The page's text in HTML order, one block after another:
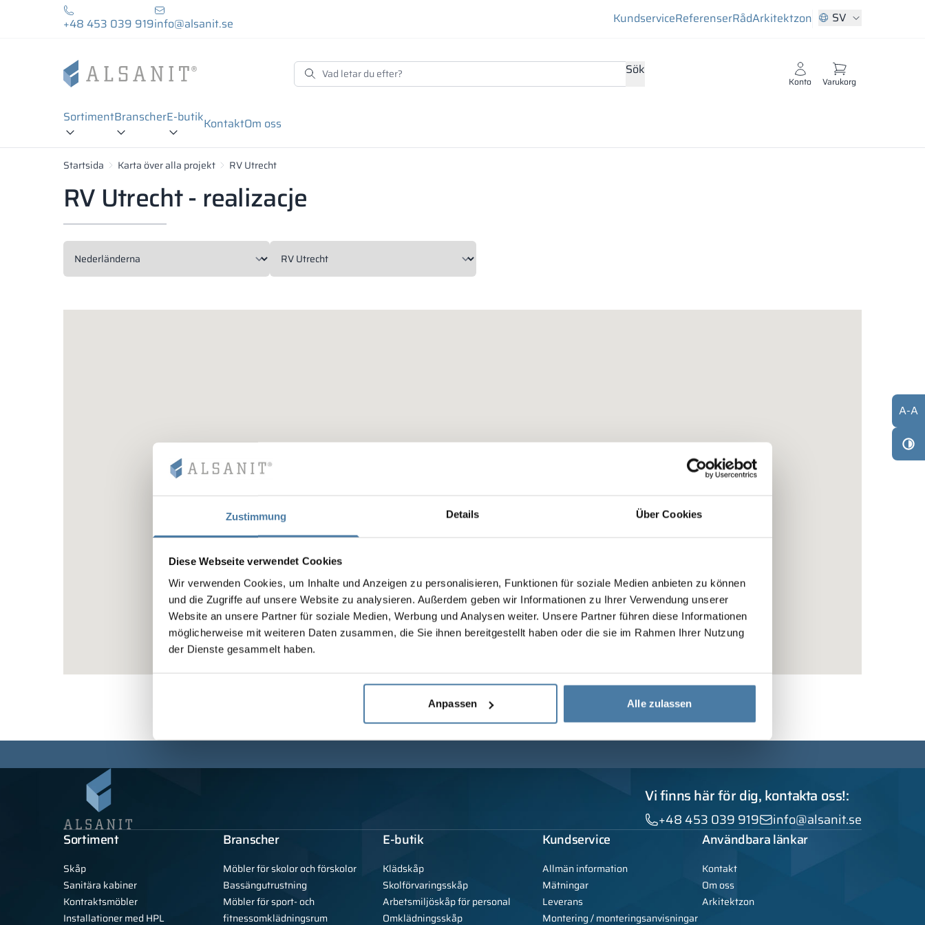
Zustimmung Details Über Cookies
Diese Webseite verwendet Cookies
Wir verwenden Cookies, um Inhalte und Anzeigen zu personalisieren, Funktionen für soziale Medien anbieten zu können
und die Zugriffe auf unsere Website zu analysieren. Außerdem geben wir Informationen zu Ihrer Verwendung unserer
Website an unsere Partner für soziale Medien, Werbung und Analysen weiter. Unsere Partner führen diese Informationen
möglicherweise mit weiteren Daten zusammen, die Sie ihnen bereitgestellt haben oder die sie im Rahmen Ihrer Nutzung
der Dienste gesammelt haben.
Anpassen Alle zulassen
+48 453 039 919info@alsanit.se KundserviceReferenserRådArkitektzon SV
Sök
Konto Varukorg
SortimentBranscherE-butikKontaktOm oss
Startsida Karta över alla projekt RV Utrecht
RV Utrecht - realizacje
Vi finns här för dig, kontakta oss!:
+48 453 039 919
info@alsanit.se
Sortiment
Skåp
Sanitära kabiner
Kontraktsmöbler
Installationer med HPL
Branscher
Möbler för skolor och förskolor
Bassängutrustning
Möbler för sport- och
fitnessomklädningsrum
E-butik
Klädskåp
Skolförvaringsskåp
Arbetsmiljöskåp för personal
Omklädningsskåp
Kundservice
Allmän information
Mätningar
Leverans
Montering / monteringsanvisningar
Användbara länkar
Kontakt
Om oss
Arkitektzon
A-A